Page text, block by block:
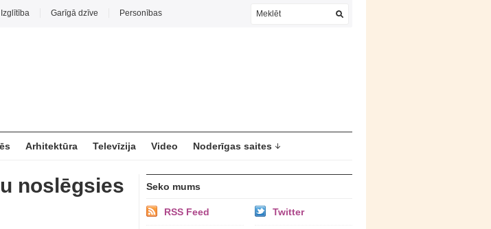
Izglītība Garīgā dzīve Personības
Arhitektūra Televīzija Video Noderīgas saites
noslēgsies
Seko mums
RSS Feed Twitter